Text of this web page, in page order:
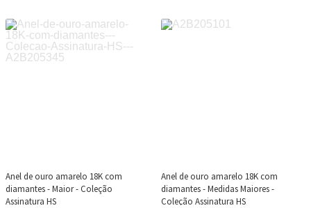
Anel de ouro amarelo 18K com
diamantes - Maior - Coleção
Assinatura HS
Anel de ouro amarelo 18K com
diamantes - Medidas Maiores -
Coleção Assinatura HS